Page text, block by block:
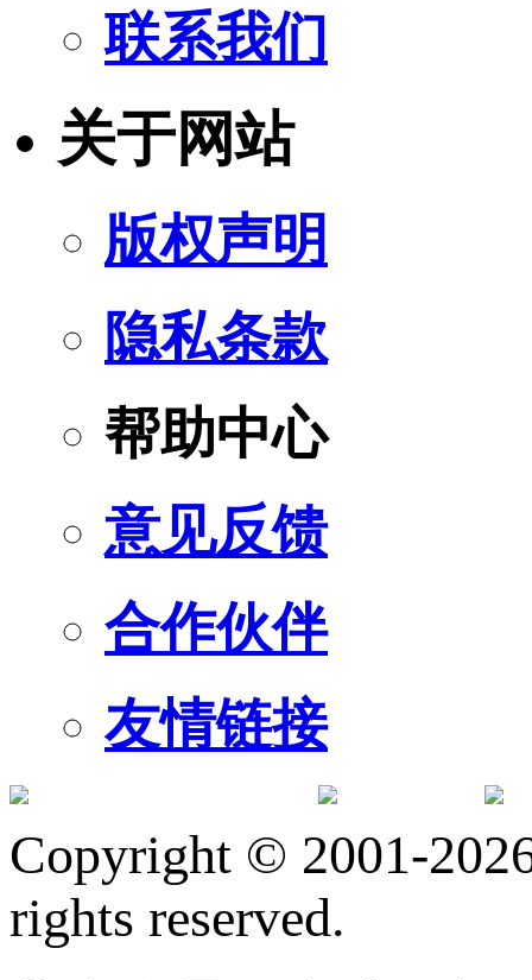
联系我们
关于网站
版权声明
隐私条款
帮助中心
意见反馈
合作伙伴
友情链接
Copyright © 2001-
rights reserved.